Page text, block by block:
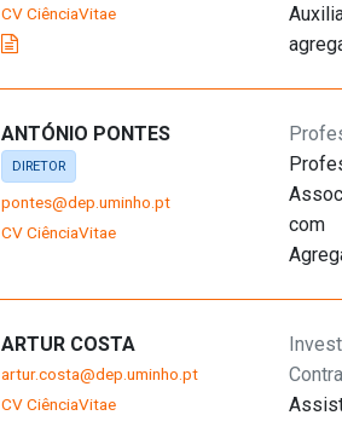
CV CiênciaVitae
ANTÓNIO PONTES
DIRETOR
pontes@dep.uminho.pt
CV CiênciaVitae
com
ARTUR COSTA
artur.costa@dep.uminho.pt
CV CiênciaVitae